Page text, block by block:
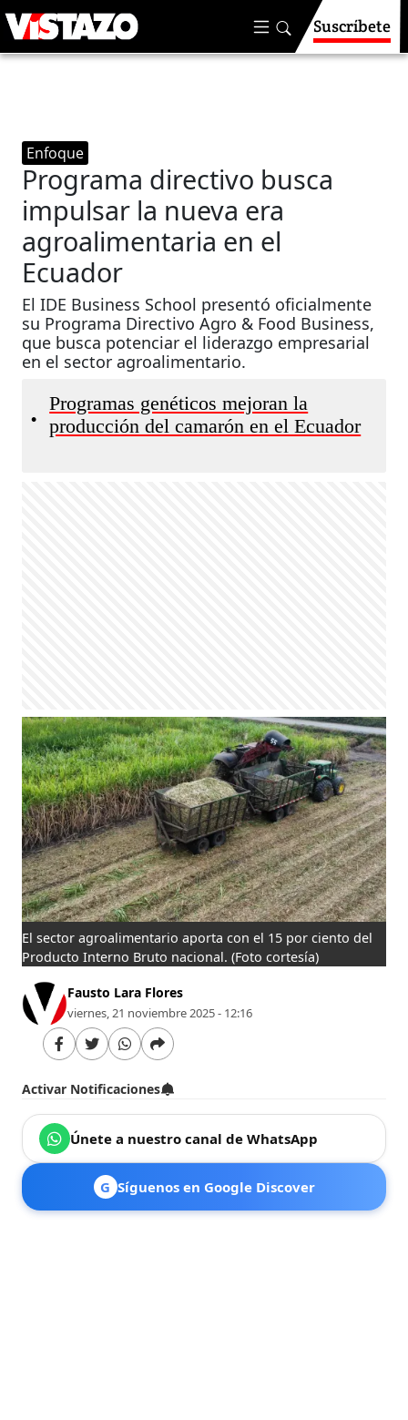
Suscríbete
Enfoque
Programa directivo busca
impulsar la nueva era
agroalimentaria en el
Ecuador
El IDE Business School presentó oficialmente
su Programa Directivo Agro & Food Business,
que busca potenciar el liderazgo empresarial
en el sector agroalimentario.
•
Programas ge­néticos mejoran la
producción del camarón en el Ecuador
El sector agroalimentario aporta con el 15 por ciento del
Producto Interno Bruto nacional. (Foto cortesía)
Fausto Lara Flores
viernes, 21 noviembre 2025 - 12:16
Activar Notificaciones
Únete a nuestro canal de WhatsApp
G Síguenos en Google Discover